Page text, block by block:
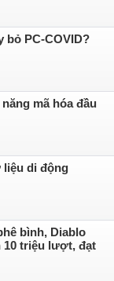
bỏ PC-COVID?
mã hóa đầu
di động
bình, Diablo
10 triệu lượt, đạt